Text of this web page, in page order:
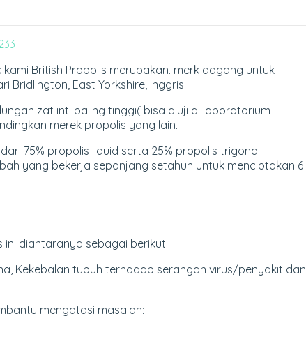
British Propolis merupakan. merk dagang untuk
Bridlington, East Yorkshire, Inggris.
zat inti paling tinggi( bisa diuji di laboratorium
merek propolis yang lain.
75% propolis liquid serta 25% propolis trigona.
yang bekerja sepanjang setahun untuk menciptakan 6
ini diantaranya sebagai berikut:
Kekebalan tubuh terhadap serangan virus/penyakit dan
mengatasi masalah: